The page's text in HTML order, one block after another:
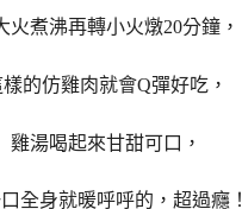
火煮沸再轉小火燉20分鐘，
的仿雞肉就會Q彈好吃，
雞湯喝起來甘甜可口，
全身就暖呼呼的，超過癮！